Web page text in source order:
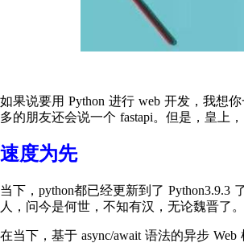
如果说要用 Python 进行 web 开发，我想
多的朋友还会说一个 fastapi。但是，皇上
速度为先
当下，python都已经更新到了 Python3.9.3
人，问今是何世，不知有汉，无论魏晋了。
在当下，基于 async/await 语法的异步